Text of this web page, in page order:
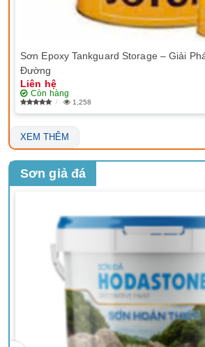
Sơn Epoxy Tankguard Storage – Giải
Đường
Liên hệ
Còn hàng
1,258
XEM THÊM
Sơn giả đá